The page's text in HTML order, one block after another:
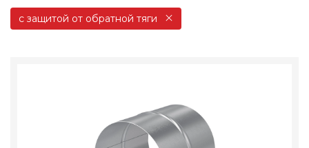
с защитой от обратной тяги